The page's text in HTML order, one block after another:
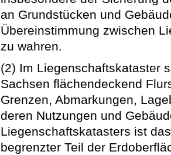
an Grundstücken und
Übereinstimmung zwischen
zu wahren.
(2) Im Liegenschaftskataster
Sachsen flächendeckend
Grenzen, Abmarkungen,
deren Nutzungen und
Liegenschaftskatasters ist
begrenzter Teil der